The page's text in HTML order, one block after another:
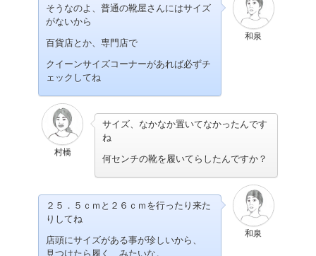
和泉
そうなのよ、普通の靴屋さんにはサイズ
がないから
百貨店とか、専門店で
クイーンサイズコーナーがあれば必ずチ
ェックしてね
村橋
サイズ、なかなか置いてなかったんです
ね
何センチの靴を履いてらしたんですか？
和泉
２５．５ｃｍと２６ｃｍを行ったり来た
りしてね
店頭にサイズがある事が珍しいから、